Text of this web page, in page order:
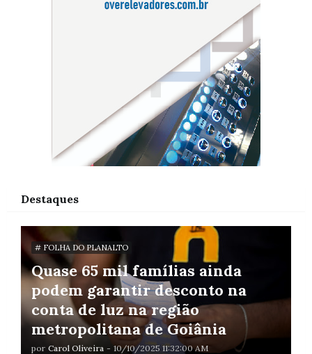
Destaques
# FOLHA DO PLANALTO
Quase 65 mil famílias ainda
podem garantir desconto na
conta de luz na região
metropolitana de Goiânia
por Carol Oliveira - 10/10/2025 11:32:00 AM